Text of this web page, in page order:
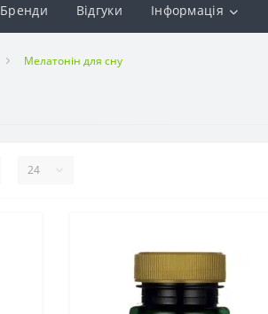
Бренди Відгуки Інформація
Мелатонін для сну